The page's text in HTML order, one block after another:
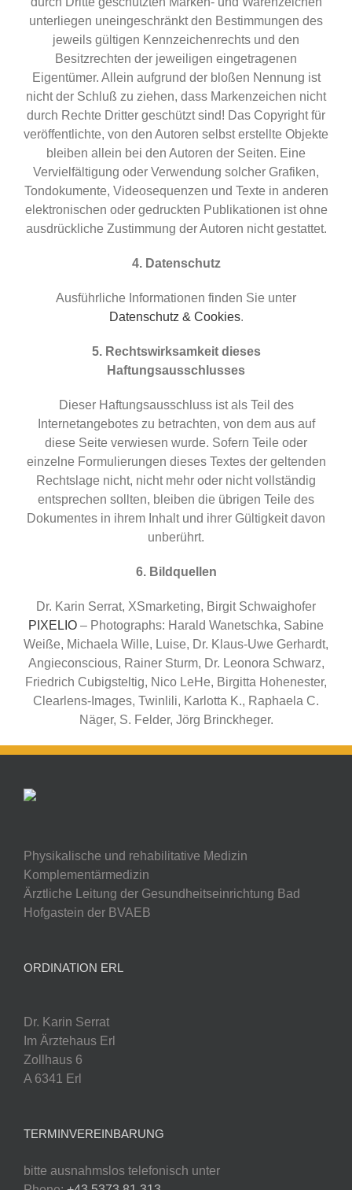
unterliegen uneingeschränkt den Bestimmungen des
jeweils gültigen Kennzeichenrechts und den
Besitzrechten der jeweiligen eingetragenen
Eigentümer. Allein aufgrund der bloßen Nennung ist
nicht der Schluß zu ziehen, dass Markenzeichen nicht
durch Rechte Dritter geschützt sind! Das Copyright für
veröffentlichte, von den Autoren selbst erstellte Objekte
bleiben allein bei den Autoren der Seiten. Eine
Vervielfältigung oder Verwendung solcher Grafiken,
Tondokumente, Videosequenzen und Texte in anderen
elektronischen oder gedruckten Publikationen ist ohne
ausdrückliche Zustimmung der Autoren nicht gestattet.
4. Datenschutz
Ausführliche Informationen finden Sie unter
Datenschutz & Cookies.
5. Rechtswirksamkeit dieses
Haftungsausschlusses
Dieser Haftungsausschluss ist als Teil des
Internetangebotes zu betrachten, von dem aus auf
diese Seite verwiesen wurde. Sofern Teile oder
einzelne Formulierungen dieses Textes der geltenden
Rechtslage nicht, nicht mehr oder nicht vollständig
entsprechen sollten, bleiben die übrigen Teile des
Dokumentes in ihrem Inhalt und ihrer Gültigkeit davon
unberührt.
6. Bildquellen
Dr. Karin Serrat, XSmarketing, Birgit Schwaighofer
PIXELIO – Photographs: Harald Wanetschka, Sabine
Weiße, Michaela Wille, Luise, Dr. Klaus-Uwe Gerhardt,
Angieconscious, Rainer Sturm, Dr. Leonora Schwarz,
Friedrich Cubigsteltig, Nico LeHe, Birgitta Hohenester,
Clearlens-Images, Twinlili, Karlotta K., Raphaela C.
Näger, S. Felder, Jörg Brinckheger.
Physikalische und rehabilitative Medizin
Komplementärmedizin
Ärztliche Leitung der Gesundheitseinrichtung Bad
Hofgastein der BVAEB
ORDINATION ERL
Dr. Karin Serrat
Im Ärztehaus Erl
Zollhaus 6
A 6341 Erl
TERMINVEREINBARUNG
bitte ausnahmslos telefonisch unter